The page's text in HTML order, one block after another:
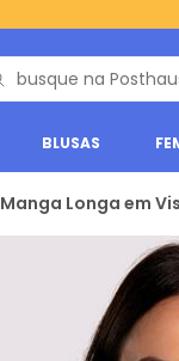
BLUSAS
Longa em